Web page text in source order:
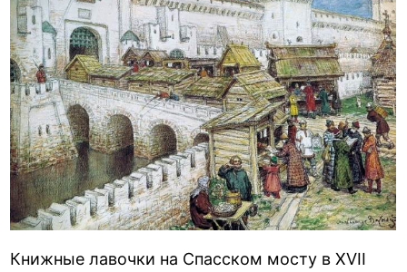
Книжные лавочки на Спасском мосту в XVII